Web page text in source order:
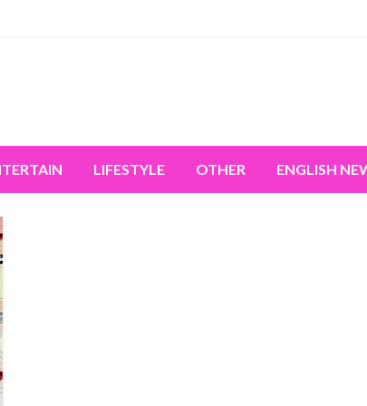
LIFESTYLE OTHER ENGLISH